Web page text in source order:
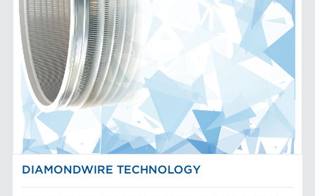
DIAMONDWIRE TECHNOLOGY